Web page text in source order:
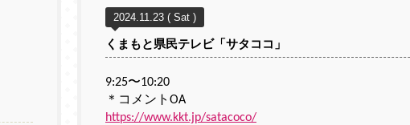
2024.11.23 ( Sat )
くまもと県民テレビ「サタココ」
9:25〜10:20
＊コメントOA
https://www.kkt.jp/satacoco/